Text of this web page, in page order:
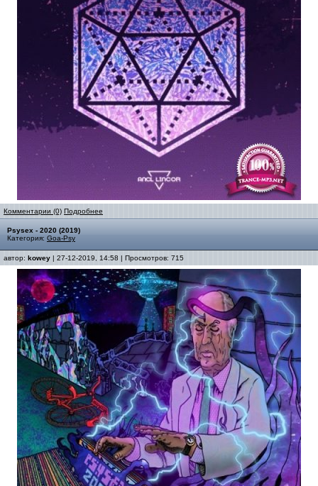
Комментарии (0) Подробнее
Psysex - 2020 (2019)
Категория: Goa-Psy
автор: kowey | 27-12-2019, 14:58 | Просмотров: 715